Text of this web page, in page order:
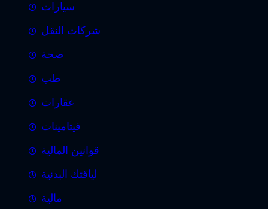
سيارات
شركات النقل
صحة
طب
عقارات
فيتامينات
قوانين المالية
لياقتك البدنية
مالية